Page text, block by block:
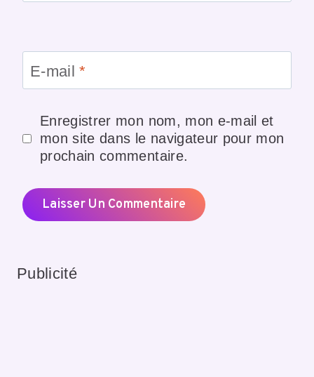
E-mail*
Enregistrer mon nom, mon e-mail et
mon site dans le navigateur pour mon
prochain commentaire.
Publicité